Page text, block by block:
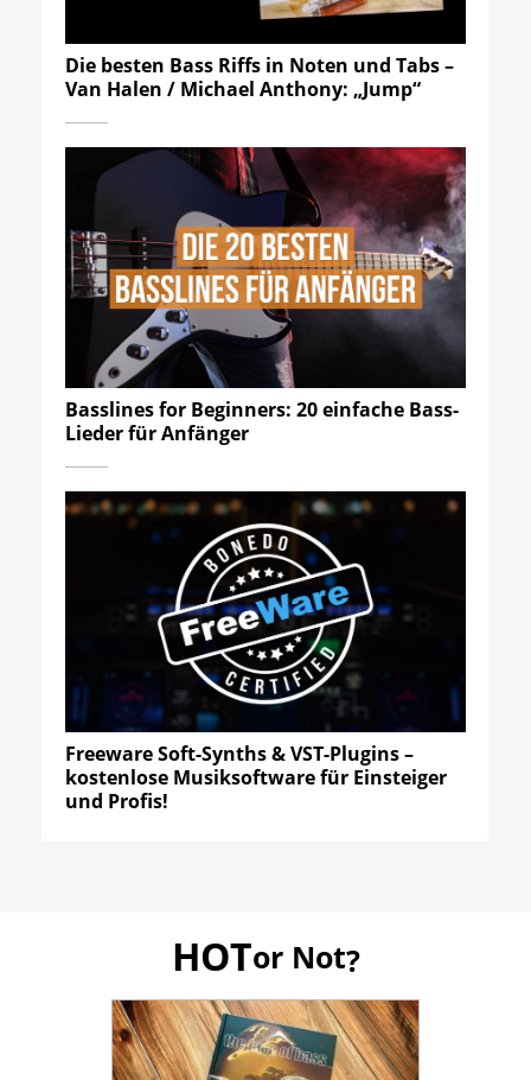
Die besten Bass Riffs in Noten und Tabs –
Van Halen / Michael Anthony: „Jump“
Basslines for Beginners: 20 einfache Bass-
Lieder für Anfänger
Freeware Soft-Synths & VST-Plugins –
kostenlose Musiksoftware für Einsteiger
und Profis!
HOTor Not?